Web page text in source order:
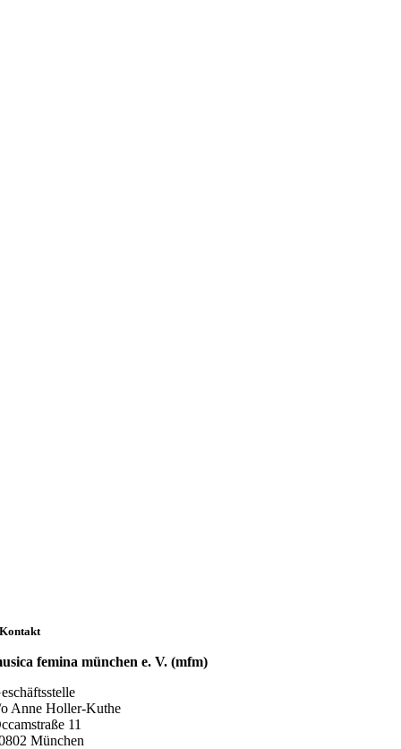
Kontakt
femina münchen e. V. (mfm)
Anne Holler-Kuthe
11
München